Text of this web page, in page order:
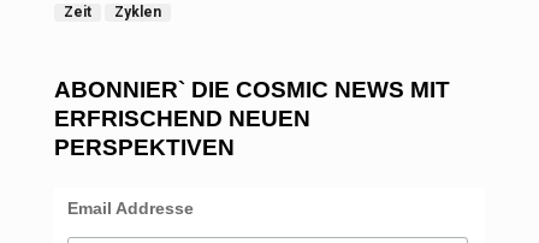
Zeit
Zyklen
ABONNIER` DIE COSMIC NEWS MIT
ERFRISCHEND NEUEN
PERSPEKTIVEN
Email Addresse